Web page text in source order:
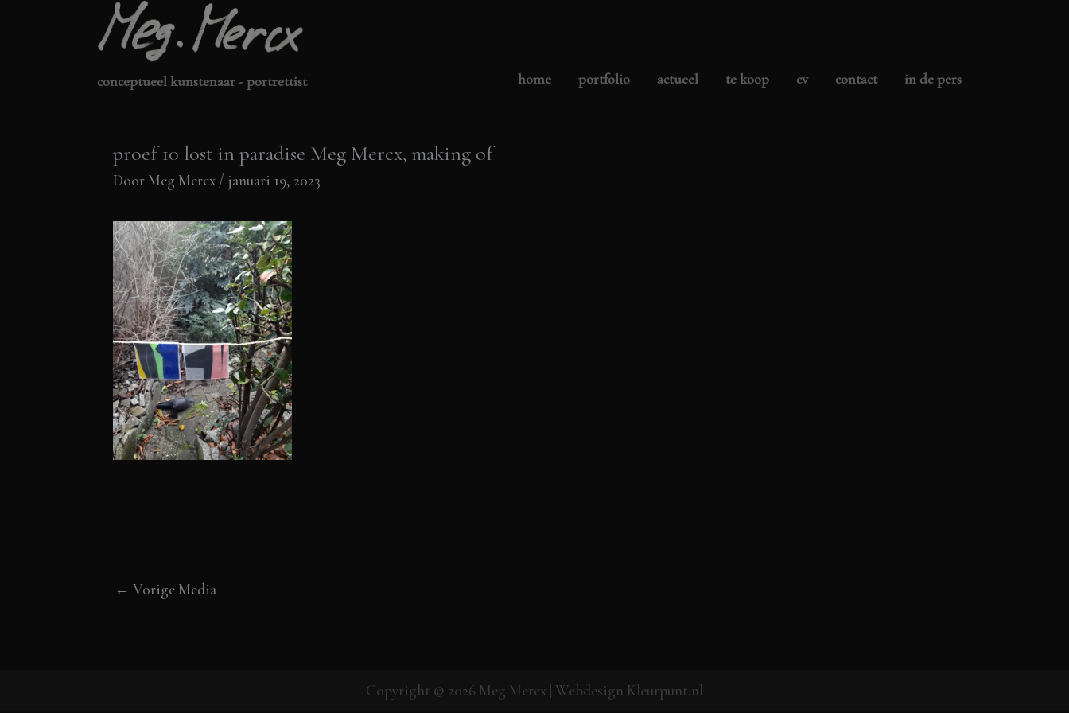
conceptueel kunstenaar - portrettist home portfolio actueel te koop cv contact in de pers
proef 10 lost in paradise Meg Mercx, making of
Door Meg Mercx / januari 19, 2023
← Vorige Media
Copyright © 2026 Meg Mercx | Webdesign Kleurpunt.nl